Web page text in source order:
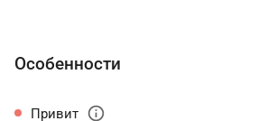
Особенности
Привит info